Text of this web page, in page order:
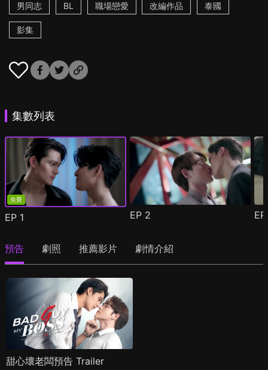
男同志
BL 職場戀愛 改編作品 泰國
影集
集數列表
免費
EP 1 EP 2
預告 劇照 推薦影片 劇情介紹
甜心壞老闆預告 Trailer